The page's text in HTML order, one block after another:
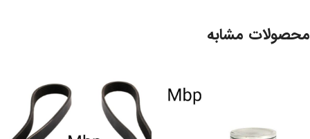
محصولات مشابه